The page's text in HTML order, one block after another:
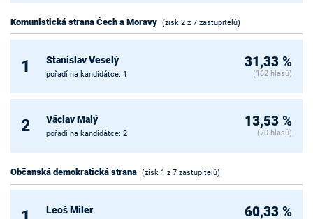
Komunistická strana Čech a Moravy (zisk 2 z 7 zastupitelů)
1 Stanislav Veselý
pořadí na kandidátce: 1
31,33 %
(162 hlasů)
2 Václav Malý
pořadí na kandidátce: 2
13,53 %
(70 hlasů)
Občanská demokratická strana (zisk 1 z 7 zastupitelů)
Leoš Miler 60,33 %